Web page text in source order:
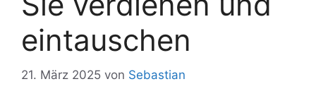
eintauschen
21. März 2025 von Sebastian